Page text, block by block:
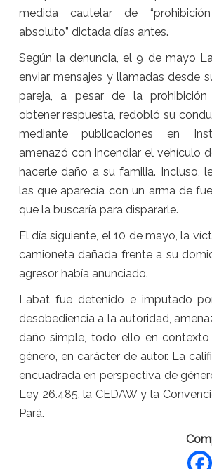
medida cautelar de
absoluto” dictada días antes.
Según la denuncia, el 9 de mayo
enviar mensajes y llamadas desde
pareja, a pesar de la
obtener respuesta, redobló su
mediante publicaciones en
amenazó con incendiar el vehículo
hacerle daño a su familia. Incluso,
las que aparecía con un arma de
que la buscaría para dispararle.
El día siguiente, el 10 de mayo, la
camioneta dañada frente a su
agresor había anunciado.
Labat fue detenido e imputado
desobediencia a la autoridad,
daño simple, todo ello en
género, en carácter de autor. La
encuadrada en perspectiva de
Ley 26.485, la CEDAW y la
Pará.